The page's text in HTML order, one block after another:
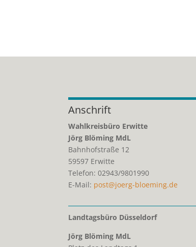
Anschrift
Wahlkreisbüro Erwitte
Jörg Blöming MdL
Bahnhofstraße 12
59597 Erwitte
Telefon: 02943/9801990
E-Mail: post@joerg-bloeming.de
Landtagsbüro Düsseldorf
Jörg Blöming MdL